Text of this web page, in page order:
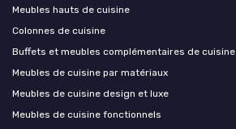
Meubles hauts de cuisine
Colonnes de cuisine
Buffets et meubles complémentaires de cuisine
Meubles de cuisine par matériaux
Meubles de cuisine design et luxe
Meubles de cuisine fonctionnels